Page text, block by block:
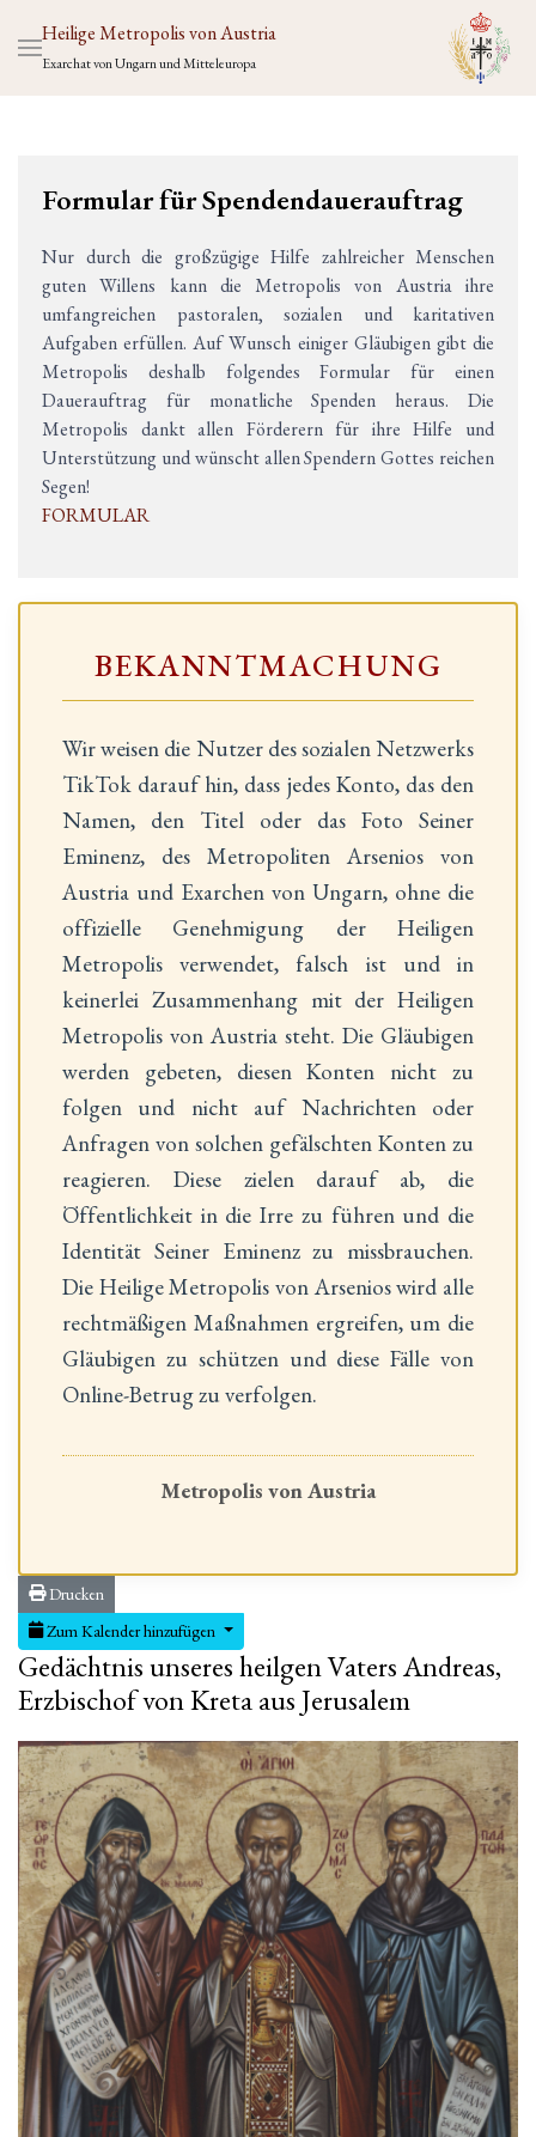
Heilige Metropolis von Austria
Exarchat von Ungarn und Mitteleuropa
Formular für Spendendauerauftrag
Nur durch die großzügige Hilfe zahlreicher Menschen
guten Willens kann die Metropolis von Austria ihre
umfangreichen pastoralen, sozialen und karitativen
Aufgaben erfüllen. Auf Wunsch einiger Gläubigen gibt die
Metropolis deshalb folgendes Formular für einen
Dauerauftrag für monatliche Spenden heraus. Die
Metropolis dankt allen Förderern für ihre Hilfe und
Unterstützung und wünscht allen Spendern Gottes reichen
Segen!
FORMULAR
BEKANNTMACHUNG
Wir weisen die Nutzer des sozialen Netzwerks
TikTok darauf hin, dass jedes Konto, das den
Namen, den Titel oder das Foto Seiner
Eminenz, des Metropoliten Arsenios von
Austria und Exarchen von Ungarn, ohne die
offizielle Genehmigung der Heiligen
Metropolis verwendet, falsch ist und in
keinerlei Zusammenhang mit der Heiligen
Metropolis von Austria steht. Die Gläubigen
werden gebeten, diesen Konten nicht zu
folgen und nicht auf Nachrichten oder
Anfragen von solchen gefälschten Konten zu
reagieren. Diese zielen darauf ab, die
Öffentlichkeit in die Irre zu führen und die
Identität Seiner Eminenz zu missbrauchen.
Die Heilige Metropolis von Arsenios wird alle
rechtmäßigen Maßnahmen ergreifen, um die
Gläubigen zu schützen und diese Fälle von
Online-Betrug zu verfolgen.
Metropolis von Austria
Drucken
Zum Kalender hinzufügen
Gedächtnis unseres heilgen Vaters Andreas,
Erzbischof von Kreta aus Jerusalem